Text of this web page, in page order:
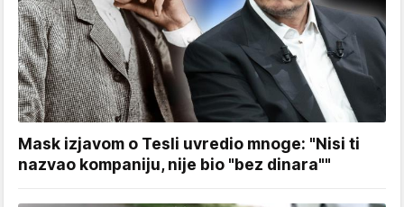
Mask izjavom o Tesli uvredio mnoge: "Nisi ti
nazvao kompaniju, nije bio "bez dinara""